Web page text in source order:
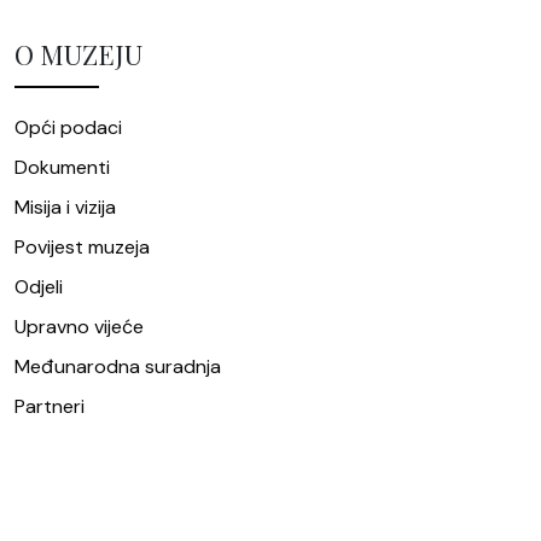
O MUZEJU
Opći podaci
Dokumenti
Misija i vizija
Povijest muzeja
Odjeli
Upravno vijeće
Međunarodna suradnja
Partneri